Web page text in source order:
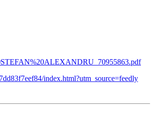
index.html?utm_source=feedly